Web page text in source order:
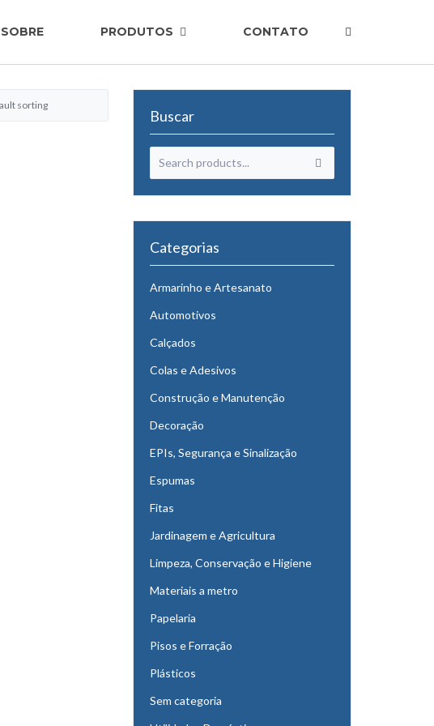
SOBRE PRODUTOS CONTATO
Buscar
Categorias
Armarinho e Artesanato
Automotivos
Calçados
Colas e Adesivos
Construção e Manutenção
Decoração
EPIs, Segurança e Sinalização
Espumas
Fitas
Jardinagem e Agricultura
Limpeza, Conservação e Higiene
Materiais a metro
Papelaria
Pisos e Forração
Plásticos
Sem categoria